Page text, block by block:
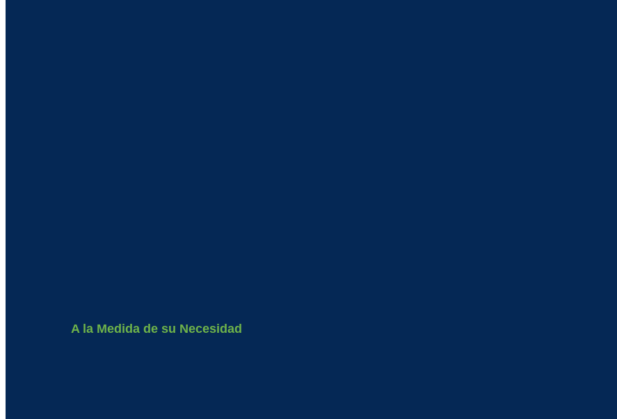
A la Medida de su Necesidad